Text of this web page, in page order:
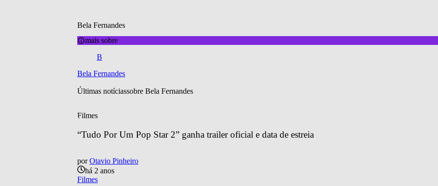
Bela Fernandes
mais sobre
B
Bela Fernandes
Últimas notíciassobre Bela Fernandes
Filmes
“Tudo Por Um Pop Star 2” ganha trailer oficial e data de estreia
por Otavio Pinheiro
há 2 anos
Filmes